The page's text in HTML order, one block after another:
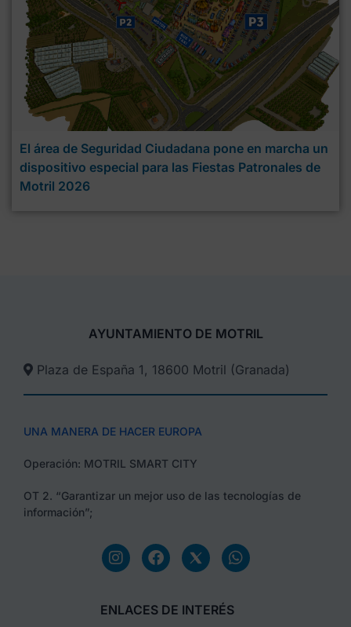
El área de Seguridad Ciudadana pone en marcha un
dispositivo especial para las Fiestas Patronales de
Motril 2026
AYUNTAMIENTO DE MOTRIL
Plaza de España 1, 18600 Motril (Granada)​
UNA MANERA DE HACER EUROPA
Operación: MOTRIL SMART CITY
OT 2. “Garantizar un mejor uso de las tecnologías de
información”;
ENLACES DE INTERÉS